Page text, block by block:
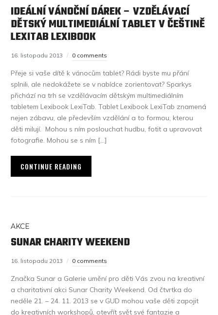
IDEÁLNÍ VÁNOČNÍ DÁREK – VZDĚLÁVACÍ
DĚTSKÝ MULTIMEDIÁLNÍ TABLET V ČEŠTINĚ
LEXITAB LEXIBOOK
16. listopadu 2013 0 comments
Přeje si vaše dítě k vánocům tablet? Rádi byste mu přání
splnili, ale nedokážete se v nabídce zorientovat? Sparkys
přichází na trh se vzdělávacím dětským multimediálním
tabletem Lexibook LexiTab. Tablet Lexibook LexiTab znamená
nejen zábavu, ale především vzdělání a to formou, kterou
děti milují. Mohou s ním poslouchat hudbu, fotit a upravovat
fotografie. Mohou se s ním […]
CONTINUE READING
AKCE
SUNAR CHARITY WEEKEND
16. listopadu 2013 0 comments
Značka Sunar a Galerie umění pro děti Vás zvou na kreativní
a charitativní akci Sunar Charity Weekend. Od čtvrtka do
neděle 21. – 24. 11. 2013 se v GUD mohou vaše děti zapojit
do kreativních workshopů, otevřít svět své fantazie a